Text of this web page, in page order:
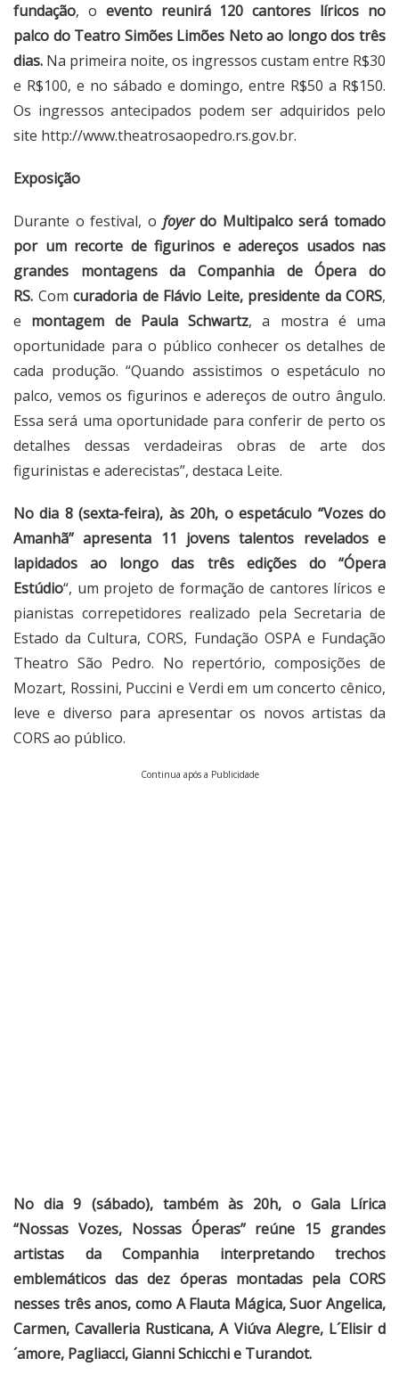
fundação, o evento reunirá 120 cantores líricos no
palco do Teatro Simões Limões Neto ao longo dos três
dias. Na primeira noite, os ingressos custam entre R$30
e R$100, e no sábado e domingo, entre R$50 a R$150.
Os ingressos antecipados podem ser adquiridos pelo
site http://www.theatrosaopedro.rs.gov.br.
Exposição
Durante o festival, o foyerdo Multipalco será tomado
por um recorte de figurinos e adereços usados nas
grandes montagens da Companhia de Ópera do
RS. Com curadoria de Flávio Leite, presidente da CORS,
e montagem de Paula Schwartz, a mostra é uma
oportunidade para o público conhecer os detalhes de
cada produção. “Quando assistimos o espetáculo no
palco, vemos os figurinos e adereços de outro ângulo.
Essa será uma oportunidade para conferir de perto os
detalhes dessas verdadeiras obras de arte dos
figurinistas e aderecistas”, destaca Leite.
No dia 8 (sexta-feira), às 20h, o espetáculo “Vozes do
Amanhã” apresenta 11 jovens talentos revelados e
lapidados ao longo das três edições do “Ópera
Estúdio“, um projeto de formação de cantores líricos e
pianistas correpetidores realizado pela Secretaria de
Estado da Cultura, CORS, Fundação OSPA e Fundação
Theatro São Pedro. No repertório, composições de
Mozart, Rossini, Puccini e Verdi em um concerto cênico,
leve e diverso para apresentar os novos artistas da
CORS ao público.
Continua após a Publicidade
No dia 9 (sábado), também às 20h, o Gala Lírica
“Nossas Vozes, Nossas Óperas” reúne 15 grandes
artistas da Companhia interpretando trechos
emblemáticos das dez óperas montadas pela CORS
nesses três anos, como A Flauta Mágica, Suor Angelica,
Carmen, Cavalleria Rusticana, A Viúva Alegre, L´Elisir d
´amore, Pagliacci, Gianni Schicchi e Turandot.